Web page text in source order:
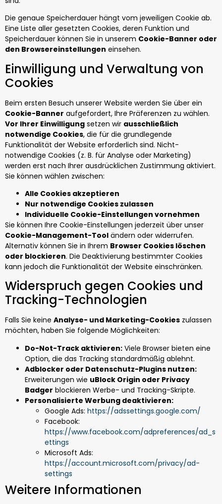
Die genaue Speicherdauer hängt vom jeweiligen Cookie ab.
Eine Liste aller gesetzten Cookies, deren Funktion und
Speicherdauer können Sie in unserem Cookie-Banner oder
den Browsereinstellungen einsehen.
Einwilligung und Verwaltung von
Cookies
Beim ersten Besuch unserer Website werden Sie über ein
Cookie-Banner aufgefordert, Ihre Präferenzen zu wählen.
Vor Ihrer Einwilligung setzen wir ausschließlich
notwendige Cookies, die für die grundlegende
Funktionalität der Website erforderlich sind. Nicht-
notwendige Cookies (z. B. für Analyse oder Marketing)
werden erst nach Ihrer ausdrücklichen Zustimmung aktiviert.
Sie können wählen zwischen:
Alle Cookies akzeptieren
Nur notwendige Cookies zulassen
Individuelle Cookie-Einstellungen vornehmen
Sie können Ihre Cookie-Einstellungen jederzeit über unser
Cookie-Management-Tool ändern oder widerrufen.
Alternativ können Sie in Ihrem Browser Cookies löschen
oder blockieren. Die Deaktivierung bestimmter Cookies
kann jedoch die Funktionalität der Website einschränken.
Widerspruch gegen Cookies und
Tracking-Technologien
Falls Sie keine Analyse- und Marketing-Cookies zulassen
möchten, haben Sie folgende Möglichkeiten:
Do-Not-Track aktivieren: Viele Browser bieten eine
Option, die das Tracking standardmäßig ablehnt.
Adblocker oder Datenschutz-Plugins nutzen:
Erweiterungen wie uBlock Origin oder Privacy
Badger blockieren Werbe- und Tracking-Skripte.
Personalisierte Werbung deaktivieren:
Google Ads: https://adssettings.google.com/
Facebook:
https://www.facebook.com/adpreferences/ad_s
ettings
Microsoft Ads:
https://account.microsoft.com/privacy/ad-
settings
Weitere Informationen